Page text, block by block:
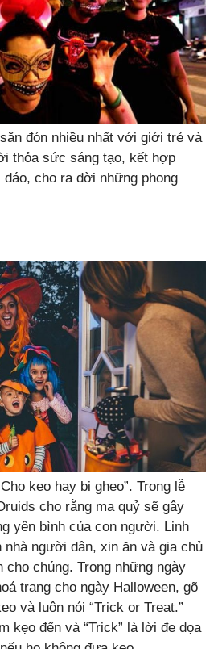
đón nhiều nhất với giới trẻ và
thỏa sức sáng tạo, kết hợp
cho ra đời những phong
kẹo hay bị ghẹo”. Trong lễ
cho rằng ma quỷ sẽ gây
yên bình của con người. Linh
nhà người dân, xin ăn và gia chủ
cho chúng. Trong những ngày
trang cho ngày Halloween, gõ
và luôn nói “Trick or Treat.”
kẹo đến và “Trick” là lời đe dọa